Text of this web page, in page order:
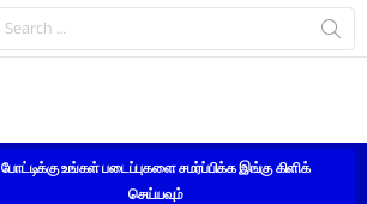
for:
போட்டிக்கு உங்கள் படைப்புகளை சமர்ப்பிக்க இங்கு கிளிக்
செய்யவும்